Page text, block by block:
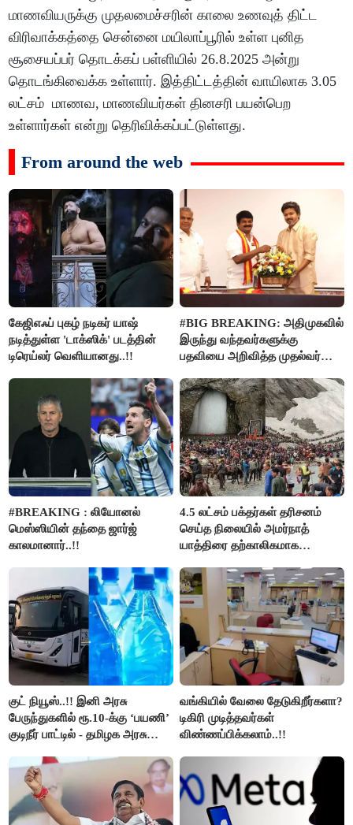
மாணவியருக்கு முதலமைச்சரின் காலை உணவுத் திட்ட
விரிவாக்கத்தை சென்னை மயிலாப்பூரில் உள்ள புனித
சூசையப்பர் தொடக்கப் பள்ளியில் 26.8.2025 அன்று
தொடங்கிவைக்க உள்ளார். இத்திட்டத்தின் வாயிலாக 3.05
லட்சம் மாணவ, மாணவியர்கள் தினசரி பயன்பெற
உள்ளார்கள் என்று தெரிவிக்கப்பட்டுள்ளது.
From around the web
கேஜிஎஃப் புகழ் நடிகர் யாஷ்
நடித்துள்ள 'டாக்‌ஸிக்' படத்தின்
டிரெய்லர் வெளியானது..!!
#BIG BREAKING: அதிமுகவில்
இருந்து வந்தவர்களுக்கு
பதவியை அறிவித்த முதல்வர்
#BREAKING : லியோனல்
மெஸ்ஸியின் தந்தை ஜார்ஜ்
காலமானார்..!!
4.5 லட்சம் பக்தர்கள் தரிசனம்
செய்த நிலையில் அமர்நாத்
யாத்திரை தற்காலிகமாக
குட் நியூஸ்..!! இனி அரசு
பேருந்துகளில் ரூ.10-க்கு ‘பயணி’
குடிநீர் பாட்டில் - தமிழக அரசு
வங்கியில் வேலை தேடுகிறீர்களா?
டிகிரி முடித்தவர்கள்
விண்ணப்பிக்கலாம்..!!